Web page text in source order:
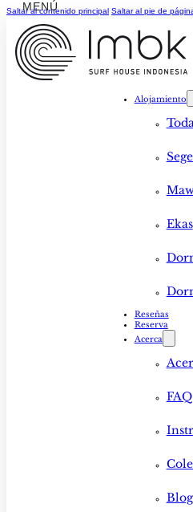
Saltar al contenido principal Saltar al pie de
Alojamiento
Ekas
Reseñas
Reserva
Acerca
FAQ
Blog